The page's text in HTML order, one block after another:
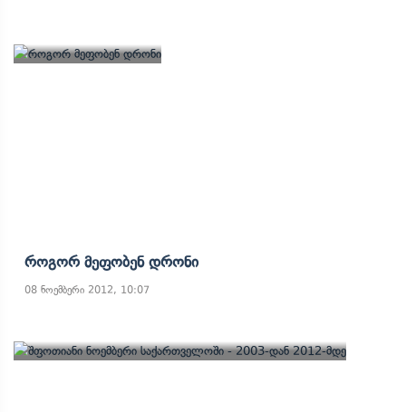
Როგორ Მეფობენ Დრონი
08 ნოემბერი 2012, 10:07